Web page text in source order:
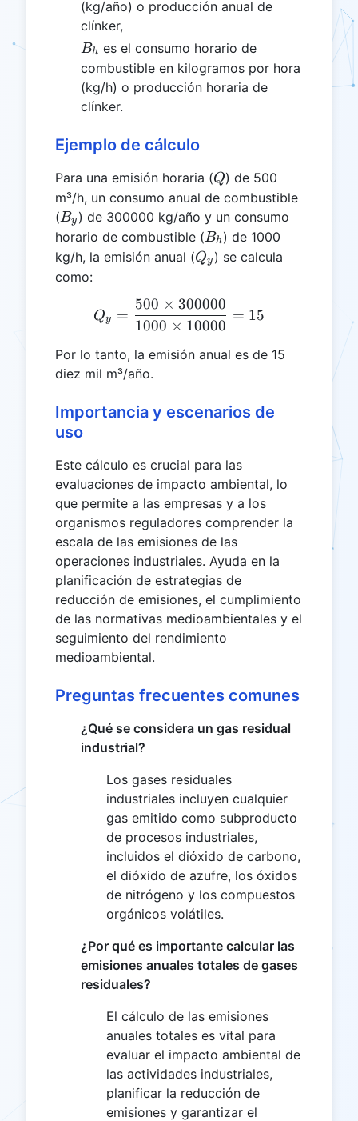
(kg/año) o producción anual de
clínker,
B_h
Bh es el consumo horario de
combustible en kilogramos por hora
(kg/h) o producción horaria de
clínker.
Ejemplo de cálculo
Para una emisión horaria (Q
Q) de 500
m³/h, un consumo anual de combustible
(B_y
By ) de 300000 kg/año y un consumo
horario de combustible (B_h
Bh) de 1000
kg/h, la emisión anual (Q_y
Qy ) se calcula
como:
Q_y = \frac{500 \times
Qy =
1000 × 10000
500 × 300000
= 15
Por lo tanto, la emisión anual es de 15
diez mil m³/año.
Importancia y escenarios de
uso
Este cálculo es crucial para las
evaluaciones de impacto ambiental, lo
que permite a las empresas y a los
organismos reguladores comprender la
escala de las emisiones de las
operaciones industriales. Ayuda en la
planificación de estrategias de
reducción de emisiones, el cumplimiento
de las normativas medioambientales y el
seguimiento del rendimiento
medioambiental.
Preguntas frecuentes comunes
¿Qué se considera un gas residual
industrial?
Los gases residuales
industriales incluyen cualquier
gas emitido como subproducto
de procesos industriales,
incluidos el dióxido de carbono,
el dióxido de azufre, los óxidos
de nitrógeno y los compuestos
orgánicos volátiles.
¿Por qué es importante calcular las
emisiones anuales totales de gases
residuales?
El cálculo de las emisiones
anuales totales es vital para
evaluar el impacto ambiental de
las actividades industriales,
planificar la reducción de
emisiones y garantizar el